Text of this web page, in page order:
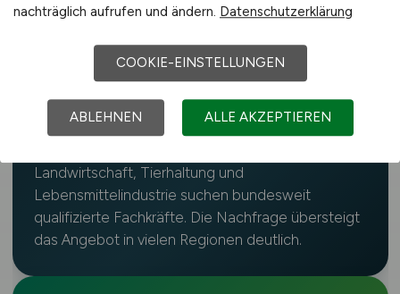
Quereinstieg oder Weiterbildung.
📥 Fachkräftemangel
Landwirtschaft, Tierhaltung und
Lebensmittelindustrie suchen bundesweit
qualifizierte Fachkräfte. Die Nachfrage übersteigt
das Angebot in vielen Regionen deutlich.
nachträglich aufrufen und ändern. Datenschutzerklärung
COOKIE-EINSTELLUNGEN
ABLEHNEN ALLE AKZEPTIEREN